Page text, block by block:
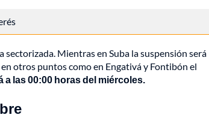
Mientras en Suba la suspensión será
otros puntos como en Engativá y Fontibón el
las 00:00 horas del miércoles.